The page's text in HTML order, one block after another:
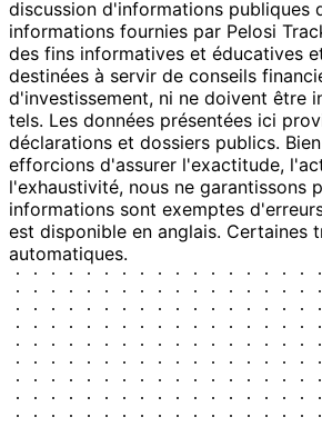
discussion d'informations publiques
informations fournies par Pelosi
des fins informatives et éducatives
destinées à servir de conseils
d'investissement, ni ne doivent être
tels. Les données présentées ici
déclarations et dossiers publics.
efforcions d'assurer l'exactitude,
l'exhaustivité, nous ne garantissons
informations sont exemptes
est disponible en anglais. Certaines
automatiques.